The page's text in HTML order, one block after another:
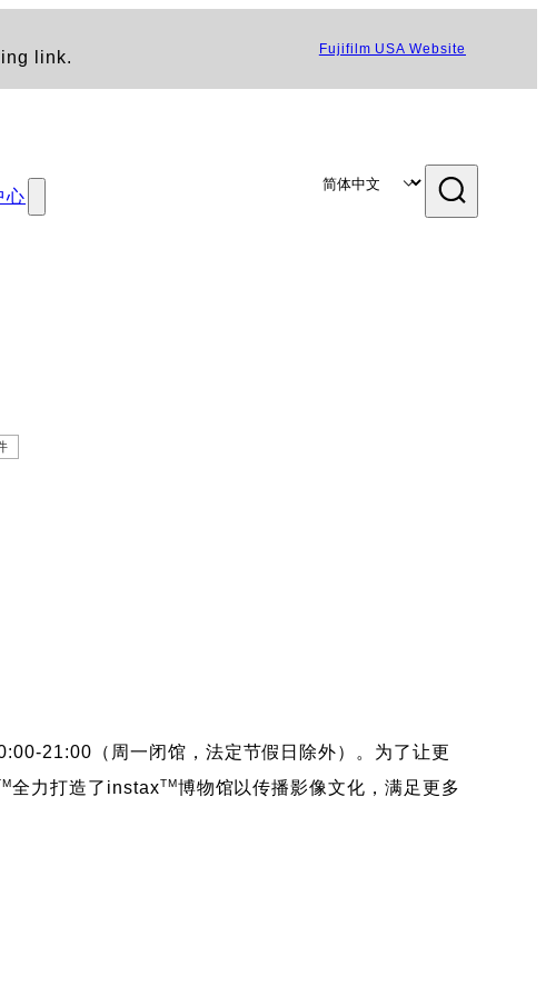
link. Fujifilm USA Website
心
21:00（周一闭馆，法定节假日除外）。为了让更
全力打造了instaxTM博物馆以传播影像文化，满足更多